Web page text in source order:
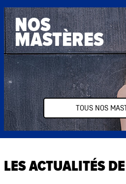
NOS
MASTÈRES
TOUS NOS
LES ACTUALITÉS